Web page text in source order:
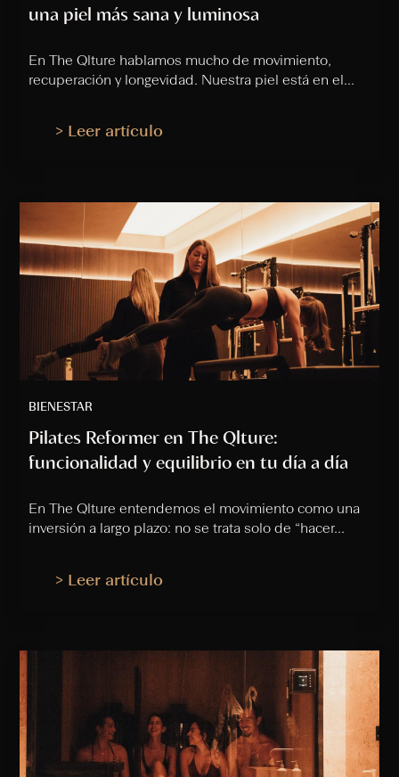
una piel más sana y luminosa
En The Qlture hablamos mucho de movimiento,
recuperación y longevidad. Nuestra piel está en el...
> Leer artículo
BIENESTAR
Pilates Reformer en The Qlture:
funcionalidad y equilibrio en tu día a día
En The Qlture entendemos el movimiento como una
inversión a largo plazo: no se trata solo de “hacer...
> Leer artículo